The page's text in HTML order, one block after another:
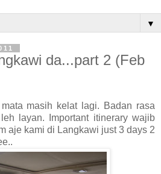
▼
da...part 2 (Feb
masih kelat lagi. Badan rasa
layan. Important itinerary wajib
aje kami di Langkawi just 3 days 2